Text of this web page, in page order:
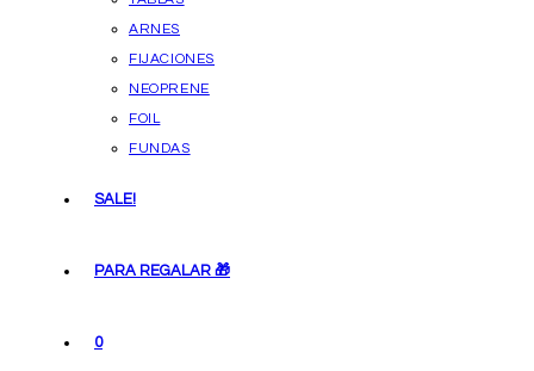
ARNES
FIJACIONES
NEOPRENE
FOIL
FUNDAS
SALE!
PARA REGALAR 🎁
0